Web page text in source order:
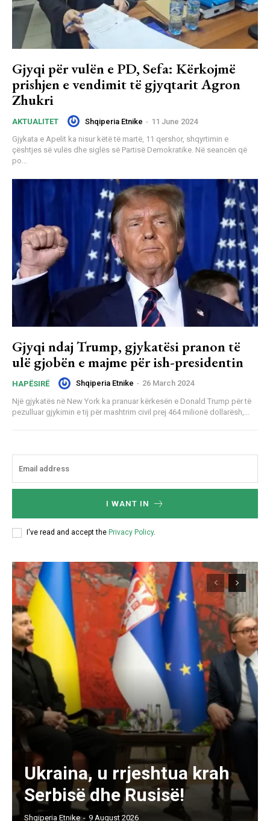
Gjyqi për vulën e PD, Sefa: Kërkojmë
prishjen e vendimit të gjyqtarit Agron
Zhukri
AKTUALITET Shqiperia Etnike - 11 June 2024
Gjykata e Apelit ka nisur këtë të martë, 11 qershor, shqyrtimin e
çështjes së vulës dhe siglës së Partisë Demokratike. Në seancën që
po...
Gjyqi ndaj Trump, gjykatësi pranon të
ulë gjobën e majme për ish-presidentin
HAPËSIRË Shqiperia Etnike - 26 March 2024
Një gjykatës në New York ka pranuar kërkesën e Donald Trump për të
pezulluar gjykimin e tij për mashtrim civil prej 464 milionë dollarësh,...
I WANT IN
I've read and accept the Privacy Policy.
Ukraina, u rrjeshtua krah
Serbisë dhe Rusisë!
Shqiperia Etnike - 9 August 2026